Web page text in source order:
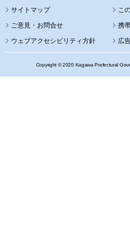
サイトマップ こ
携
ウェブアクセシビリティ方針 広
Copyright © 2020 Kagawa Prefectural